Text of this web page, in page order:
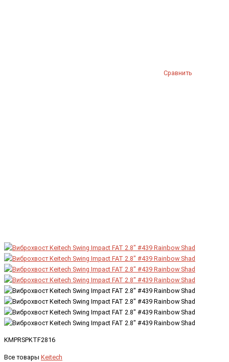
Сравнить
KMPRSPKTF2816
Все товары Keitech